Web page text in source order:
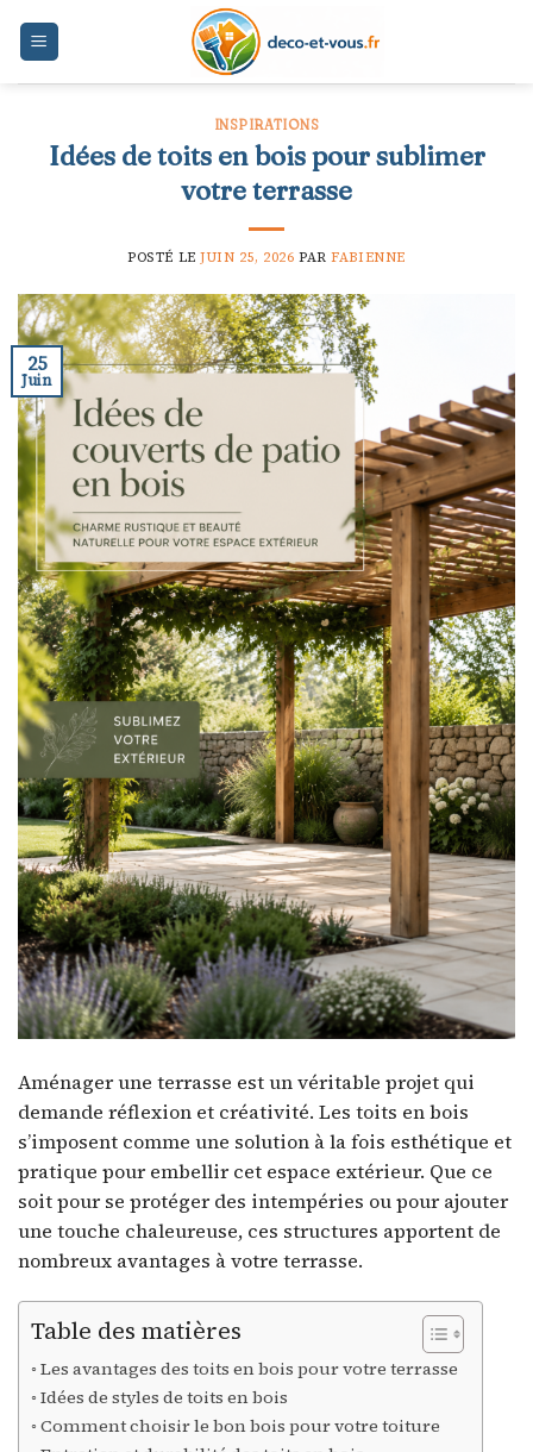
INSPIRATIONS
Idées de toits en bois pour sublimer
votre terrasse
POSTÉ LEJUIN 25, 2026 PARFABIENNE
25
Juin
Aménager une terrasse est un véritable projet qui
demande réflexion et créativité. Les toits en bois
s’imposent comme une solution à la fois esthétique et
pratique pour embellir cet espace extérieur. Que ce
soit pour se protéger des intempéries ou pour ajouter
une touche chaleureuse, ces structures apportent de
nombreux avantages à votre terrasse.
Table des matières
Les avantages des toits en bois pour votre terrasse
Idées de styles de toits en bois
Comment choisir le bon bois pour votre toiture